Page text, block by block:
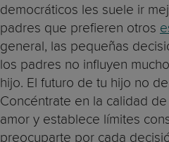
democráticos les suele ir
padres que prefieren otros
general, las pequeñas
los padres no influyen
hijo. El futuro de tu hijo no
Concéntrate en la calidad
amor y establece límites
preocuparte por cada